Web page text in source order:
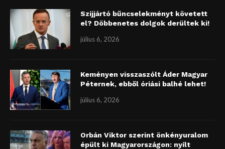
Szijjártó bűncselekményt követett
el? Döbbenetes dolgok derültek ki!
július 6, 2026
Keményen visszaszólt Áder Magyar
Péternek, ebből óriási balhé lehet!
július 6, 2026
Orbán Viktor szerint önkényuralom
épült ki Magyarországon: nyílt